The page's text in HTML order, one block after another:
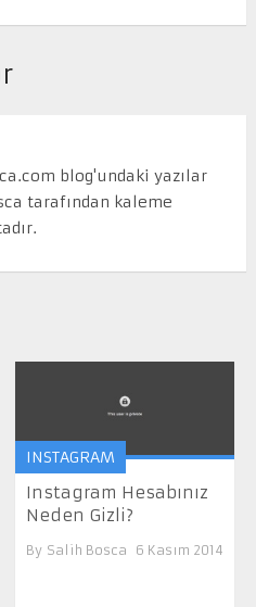
blog'undaki yazılar
tarafından kaleme
INSTAGRAM
Instagram Hesabınız
Neden Gizli?
By Salih Bosca 6 Kasım 2014